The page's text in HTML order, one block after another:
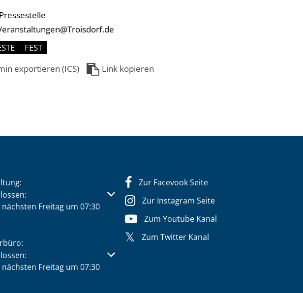
Pressestelle
FEST
exportieren (ICS) Link kopieren
um weitere Öffnungs- oder Schließzeiten auszublenden
Freitag um 07:30
um weitere Öffnungs- oder Schließzeiten auszublenden
Freitag um 07:30
Zur Facevook Seite
Zur Instagram Seite
Zum Youtube Kanal
Zum Twitter Kanal